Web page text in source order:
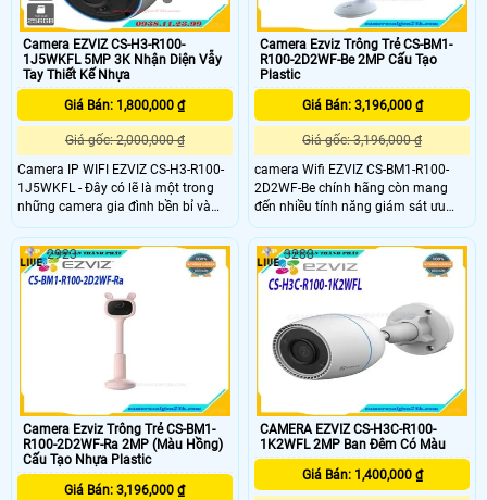
Camera EZVIZ CS-H3-R100-
1J5WKFL 5MP 3K Nhận Diện Vẫy
Tay Thiết Kế Nhựa
Giá Bán: 1,800,000 ₫
Giá gốc: 2,000,000 ₫
Camera IP WIFI EZVIZ CS-H3-R100-
1J5WKFL - Đây có lẽ là một trong
những camera gia đình bền bỉ và
giàu tính năng nhất hiện nay, được
thiết kế để bảo vệ ngôi nhà của bạn
24/7.
Camera Ezviz Trông Trẻ CS-BM1-
R100-2D2WF-Be 2MP Cấu Tạo
Plastic
Giá Bán: 3,196,000 ₫
Giá gốc: 3,196,000 ₫
camera Wifi EZVIZ CS-BM1-R100-
2D2WF-Be chính hãng còn mang
đến nhiều tính năng giám sát ưu
việt như đàm thoại 2 chiều, phát
hiện tiếng khóc, phát hiện chuyển
động, ghi hình sắc nét,…. giúp phụ
huynh có thể dễ dàng dõi theo con
Camera Ezviz Trông Trẻ CS-BM1-
R100-2D2WF-Ra 2MP (Màu Hồng)
Cấu Tạo Nhựa Plastic
Giá Bán: 3,196,000 ₫
2923
CAMERA EZVIZ CS-H3C-R100-
1K2WFL 2MP Ban Đêm Có Màu
Giá Bán: 1,400,000 ₫
3288